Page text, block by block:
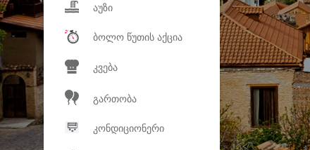
აუზი
ბოლო წუთის აქცია
კვება
გართობა
კონდიციონერი